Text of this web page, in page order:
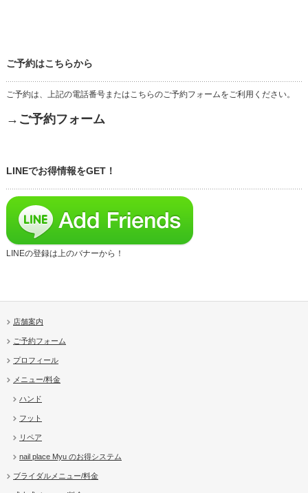
ご予約はこちらから
ご予約は、上記の電話番号またはこちらのご予約フォームをご利用ください。
→ご予約フォーム
LINEでお得情報をGET！
LINEの登録は上のバナーから！
店舗案内
ご予約フォーム
プロフィール
メニュー/料金
ハンド
フット
リペア
nail place Myu のお得システム
ブライダルメニュー/料金